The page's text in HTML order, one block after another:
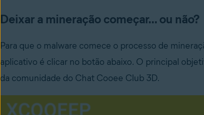
Deixar a mineração começar... ou não?
Para que o malware comece o processo de
aplicativo é clicar no botão abaixo. O principal
da comunidade do Chat Cooee Club 3D.